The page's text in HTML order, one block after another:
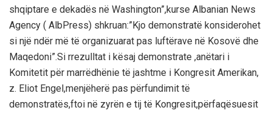
shqiptare e dekadës në Washington”,kurse Albanian News
Agency ( AlbPress) shkruan:”Kjo demonstratë konsiderohet
si një ndër më të organizuarat pas luftërave në Kosovë dhe
Maqedoni”.Si rrezulltat i kësaj demonstrate ,anëtari i
Komitetit për marrëdhënie të jashtme i Kongresit Amerikan,
z. Eliot Engel,menjëherë pas përfundimit të
demonstratës,ftoi në zyrën e tij të Kongresit,përfaqësuesit